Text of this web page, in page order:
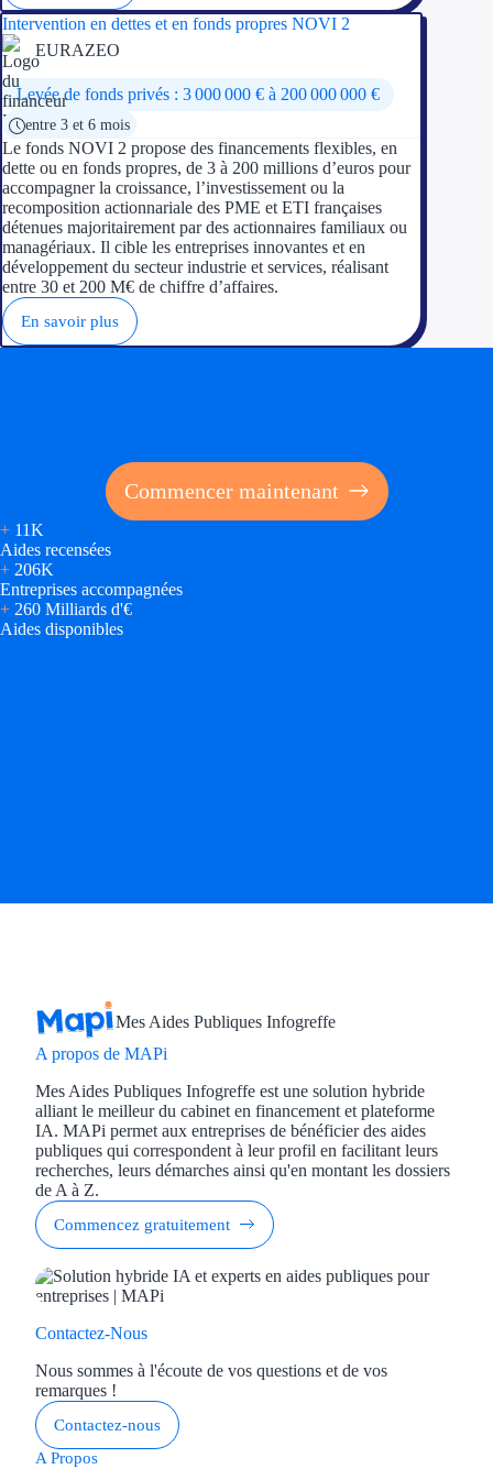
Intervention en dettes et en fonds propres NOVI 2
EURAZEO
Levée de fonds privés : 3 000 000 € à 200 000 000 €
entre 3 et 6 mois
Le fonds NOVI 2 propose des financements flexibles, en
dette ou en fonds propres, de 3 à 200 millions d’euros pour
accompagner la croissance, l’investissement ou la
recomposition actionnariale des PME et ETI françaises
détenues majoritairement par des actionnaires familiaux ou
managériaux. Il cible les entreprises innovantes et en
développement du secteur industrie et services, réalisant
entre 30 et 200 M€ de chiffre d’affaires.
En savoir plus
Commencer maintenant
+ 11K
Aides recensées
+ 206K
Entreprises accompagnées
+ 260 Milliards d'€
Aides disponibles
Mes Aides Publiques Infogreffe
A propos de MAPi
Mes Aides Publiques Infogreffe est une solution hybride
alliant le meilleur du cabinet en financement et plateforme
IA. MAPi permet aux entreprises de bénéficier des aides
publiques qui correspondent à leur profil en facilitant leurs
recherches, leurs démarches ainsi qu'en montant les dossiers
de A à Z.
Commencez gratuitement
Contactez-Nous
Nous sommes à l'écoute de vos questions et de vos
remarques !
Contactez-nous
A Propos